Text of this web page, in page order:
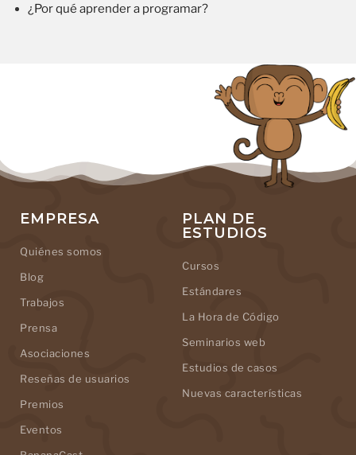
¿Por qué aprender a programar?
EMPRESA
Quiénes somos
Blog
Trabajos
Prensa
Asociaciones
Reseñas de usuarios
Premios
Eventos
PLAN DE
ESTUDIOS
Cursos
Estándares
La Hora de Código
Seminarios web
Estudios de casos
Nuevas características